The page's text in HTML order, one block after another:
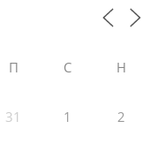
П С Н
31 1 2